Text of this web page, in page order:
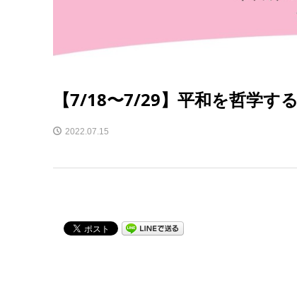
【7/18〜7/29】平和を哲学する
2022.07.15